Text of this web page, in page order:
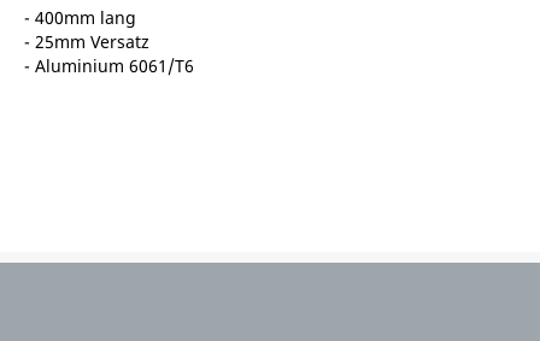
- 400mm lang
- 25mm Versatz
- Aluminium 6061/T6